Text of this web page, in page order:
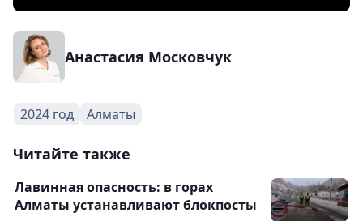
Анастасия Московчук
2024 год Алматы
Читайте также
Лавинная опасность: в горах
Алматы устанавливают блокпосты